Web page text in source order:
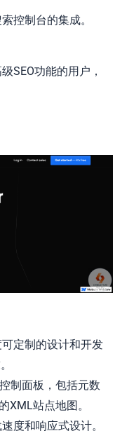
控制台的集成。
SEO功能的用户，
可定制的设计和开发
制面板，包括元数
XML站点地图。
度和响应式设计。